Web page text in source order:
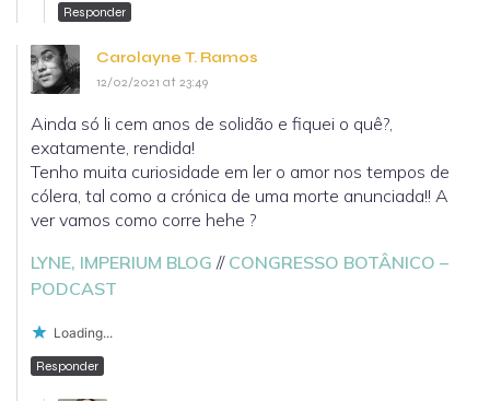
Responder
Carolayne T. Ramos
12/02/2021 at 23:49
Ainda só li cem anos de solidão e fiquei o quê?,
exatamente, rendida!
Tenho muita curiosidade em ler o amor nos tempos de
cólera, tal como a crónica de uma morte anunciada!! A
ver vamos como corre hehe ?
LYNE, IMPERIUM BLOG // CONGRESSO BOTÂNICO –
PODCAST
Loading...
Responder